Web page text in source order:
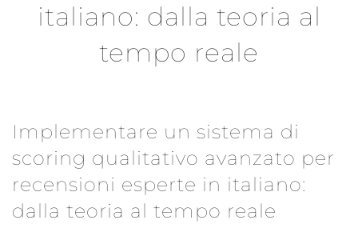
italiano: dalla teoria al
tempo reale
Implementare un sistema di
scoring qualitativo avanzato per
recensioni esperte in italiano:
dalla teoria al tempo reale